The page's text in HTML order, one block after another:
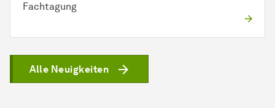
Fachtagung
Alle Neuigkeiten